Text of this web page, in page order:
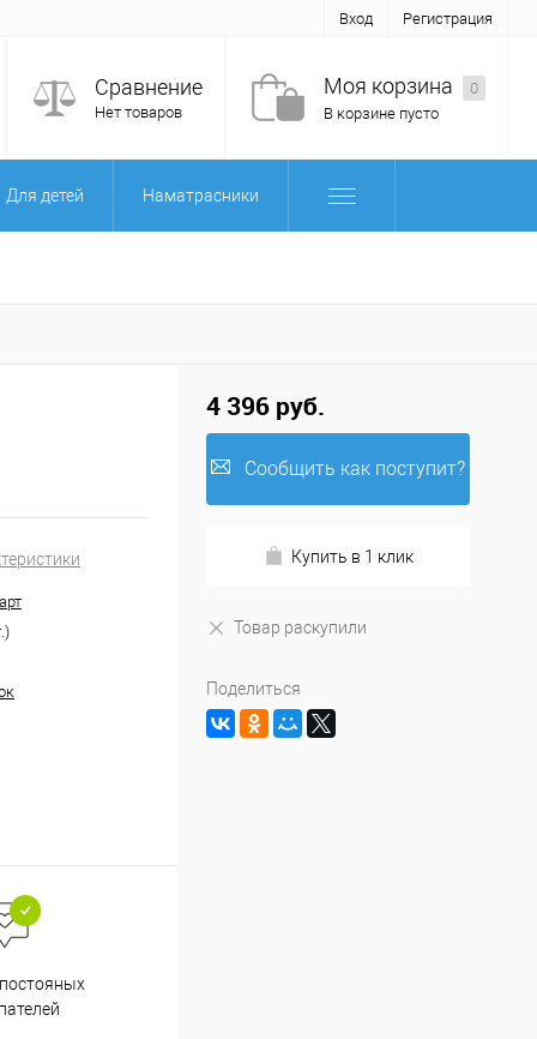
Вход Регистрация
Сравнение
Нет товаров
Моя корзина
0
В корзине пусто
Для детей Наматрасники
4 396 руб.
Сообщить как поступит?
Купить в 1 клик
Товар раскупили
Поделиться